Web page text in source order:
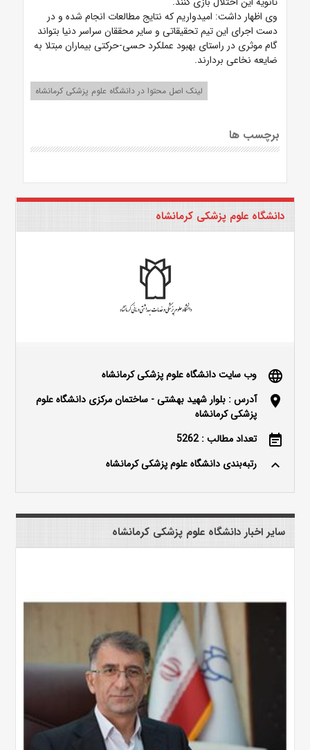
وی اظهار داشت: امیدواریم که نتایج مطالعات انجام شده و در
دست اجرای این تیم تحقیقاتی و سایر محققان سراسر دنیا بتواند
گام موثری در راستای بهبود عملکرد حسی-حرکتی بیماران مبتلا به
ضایعه نخاعی بردارند.
لینک اصل محتوا در دانشگاه علوم پزشکی کرمانشاه
برچسب ها
دانشگاه علوم پزشکی کرمانشاه
language وب سایت دانشگاه علوم پزشکی کرمانشاه
location_on
آدرس : بلوار شهید بهشتی - ساختمان مرکزی دانشگاه علوم
پزشکی کرمانشاه
event_note تعداد مطالب : 5262
keyboard_arrow_up رتبه‌بندی دانشگاه علوم پزشکی کرمانشاه
سایر اخبار دانشگاه علوم پزشکی کرمانشاه